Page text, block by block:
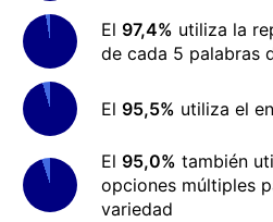
El 97,4% utiliza la
de cada 5 palabras
El 95,5% utiliza el
El 95,0% también
opciones múltiples
variedad